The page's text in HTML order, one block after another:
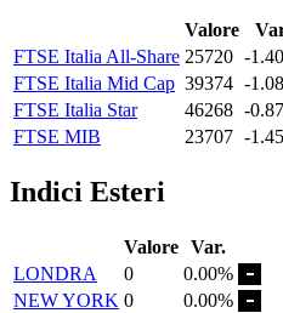
Valore
FTSE Italia All-Share 25720 -
FTSE Italia Mid Cap 39374 -
FTSE Italia Star
46268 -
FTSE MIB
23707 -
Indici Esteri
Valore Var.
LONDRA
0
0.00%
NEW YORK 0
0.00%